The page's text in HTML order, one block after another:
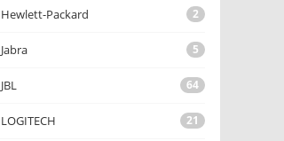
Hewlett-Packard 2
Jabra 5
JBL 64
LOGITECH 21